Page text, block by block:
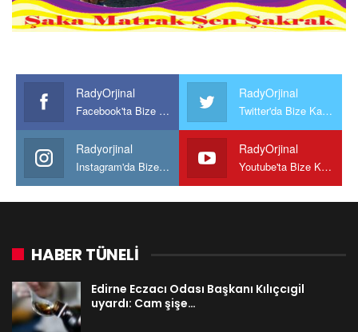
RadyOrjinal
Facebook'ta Bize Katılın
RadyOrjinal
Twitter'da Bize Katılın
Radyorjinal
Instagram'da Bize katılın
RadyOrjinal
Youtube'ta Bize Katılın
HABER TÜNELİ
Edirne Eczacı Odası Başkanı Kılıçcıgil
uyardı: Cam şişe…